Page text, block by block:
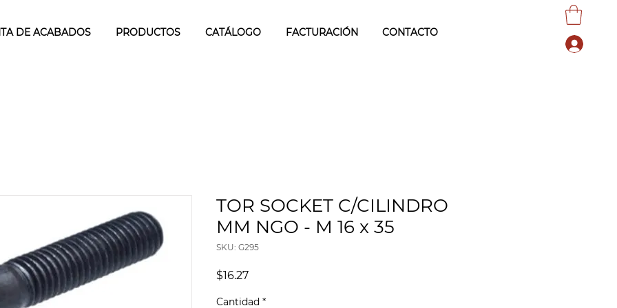
DE ACABADOS PRODUCTOS CATÁLOGO FACTURACIÓN CONTACTO
TOR SOCKET C/CILINDRO
MM NGO - M 16 x 35
SKU: G295
$16.27Precio
Cantidad *